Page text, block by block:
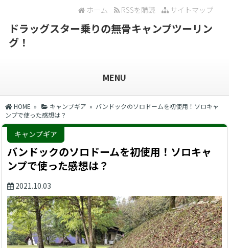
サイトマップ
RSSを購読
ホーム
ドラッグスター乗りの無骨キャンプツーリン
グ！
MENU
HOME » キャンプギア » バンドックのソロドームを初使用！ソロキャ
ンプで使った感想は？
キャンプギア
バンドックのソロドームを初使用！ソロキャ
ンプで使った感想は？
2021.10.03